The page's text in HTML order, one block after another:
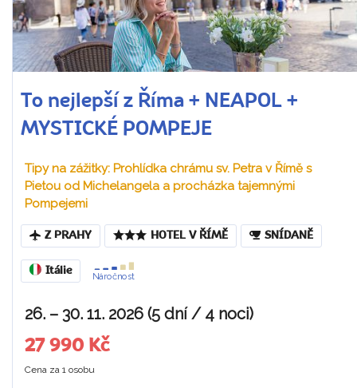
To nejlepší z Říma + NEAPOL +
MYSTICKÉ POMPEJE
Tipy na zážitky: Prohlídka chrámu sv. Petra v Římě s
Pietou od Michelangela a procházka tajemnými
Pompejemi
Z PRAHY HOTEL V ŘÍMĚ SNÍDANĚ
Itálie
Náročnost
26. – 30. 11. 2026 (5 dní / 4 noci)
27 990 Kč
Cena za 1 osobu